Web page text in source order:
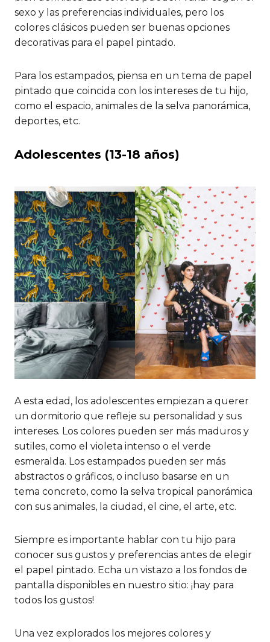
sexo y las preferencias individuales, pero los
colores clásicos pueden ser buenas opciones
decorativas para el papel pintado.
Para los estampados, piensa en un tema de papel
pintado que coincida con los intereses de tu hijo,
como el espacio, animales de la selva panorámica,
deportes, etc.
Adolescentes (13-18 años)
A esta edad, los adolescentes empiezan a querer
un dormitorio que refleje su personalidad y sus
intereses. Los colores pueden ser más maduros y
sutiles, como el violeta intenso o el verde
esmeralda. Los estampados pueden ser más
abstractos o gráficos, o incluso basarse en un
tema concreto, como la selva tropical panorámica
con sus animales, la ciudad, el cine, el arte, etc.
Siempre es importante hablar con tu hijo para
conocer sus gustos y preferencias antes de elegir
el papel pintado. Echa un vistazo a los fondos de
pantalla disponibles en nuestro sitio: ¡hay para
todos los gustos!
Una vez explorados los mejores colores y